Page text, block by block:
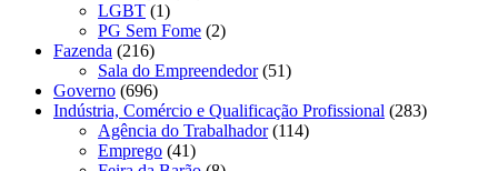
LGBT (1)
PG Sem Fome (2)
Fazenda (216)
Sala do Empreendedor(51)
Governo (696)
Indústria, Comércio e Qualificação Profissional (283)
Agência do Trabalhador(114)
Emprego (41)